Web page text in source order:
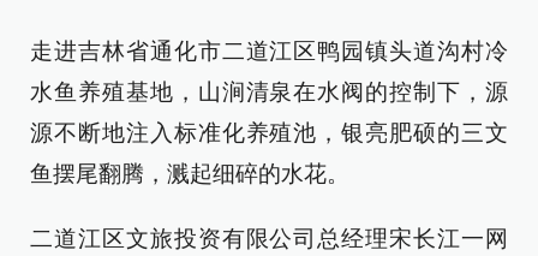
走进吉林省通化市二道江区鸭园镇头道沟村冷
水鱼养殖基地，山涧清泉在水阀的控制下，源
源不断地注入标准化养殖池，银亮肥硕的三文
鱼摆尾翻腾，溅起细碎的水花。
二道江区文旅投资有限公司总经理宋长江一网